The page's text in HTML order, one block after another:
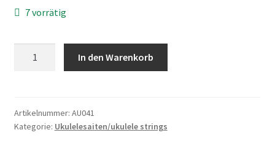
7 vorrätig
In den Warenkorb
Artikelnummer: AU041
Kategorie: Ukulelesaiten/ukulele strings